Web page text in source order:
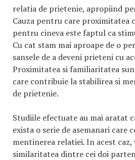
relatia de prietenie, apropiind
Cauza pentru care proximitatea
pentru cineva este faptul ca
Cu cat stam mai aproape de o
sansele de a deveni prieteni cu
Proximitatea si familiaritatea
care contribuie la stabilirea si
de prietenie.
Studiile efectuate au mai aratat
exista o serie de asemanari care
mentinerea relatiei. In acest caz,
similaritatea dintre cei doi